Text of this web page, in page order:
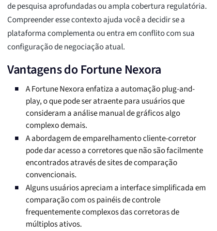
de pesquisa aprofundadas ou ampla cobertura regulatória.
Compreender esse contexto ajuda você a decidir se a
plataforma complementa ou entra em conflito com sua
configuração de negociação atual.
Vantagens do Fortune Nexora
A Fortune Nexora enfatiza a automação plug-and-
play, o que pode ser atraente para usuários que
consideram a análise manual de gráficos algo
complexo demais.
A abordagem de emparelhamento cliente-corretor
pode dar acesso a corretores que não são facilmente
encontrados através de sites de comparação
convencionais.
Alguns usuários apreciam a interface simplificada em
comparação com os painéis de controle
frequentemente complexos das corretoras de
múltiplos ativos.